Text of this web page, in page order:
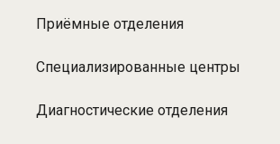
Приёмные отделения
Специализированные центры
Диагностические отделения